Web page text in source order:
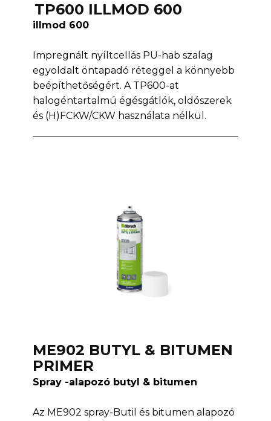
TP600 ILLMOD 600
illmod 600
Impregnált nyíltcellás PU-hab szalag
egyoldalt öntapadó réteggel a könnyebb
beépíthetőségért. A TP600-at
halogéntartalmú égésgátlók, oldószerek
és (H)FCKW/CKW használata nélkül.
ME902 BUTYL & BITUMEN
PRIMER
Spray -alapozó butyl & bitumen
Az ME902 spray-Butil és bitumen alapozó